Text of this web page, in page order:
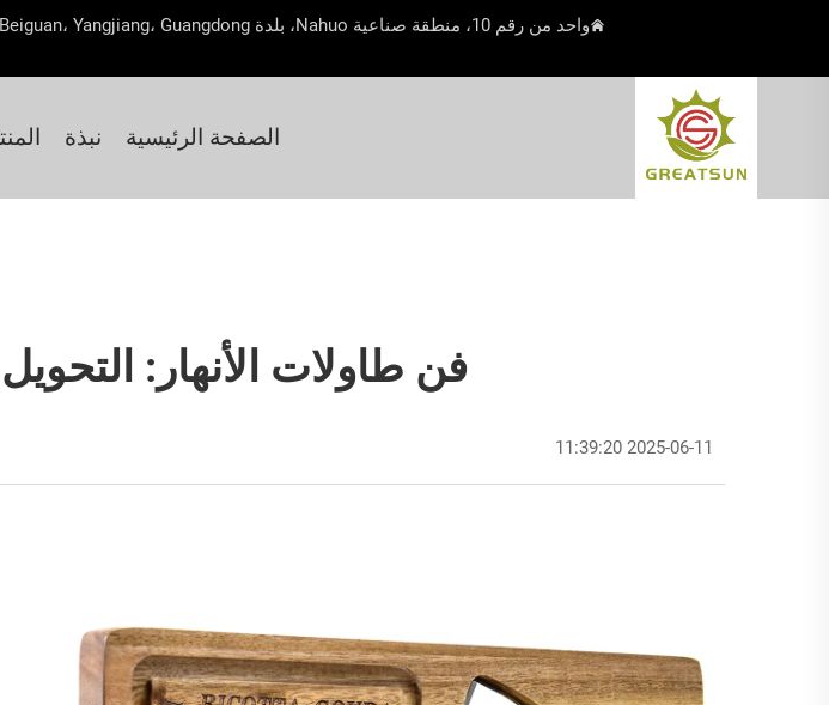
واحد من رقم 10، منطقة صناعية Nahuo، بلدة Beiguan، Yangjiang، Guangdong، الصين
الصفحة الرئيسية نبذة
فن طاولات الأنهار:
2025-06-11 11:39:20